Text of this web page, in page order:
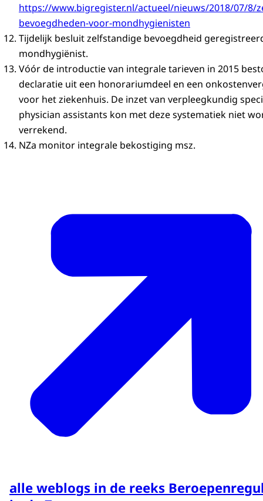
https://www.bigregister.nl/actueel/nieuws/2018/07/8/
bevoegdheden-voor-mondhygienisten
Tijdelijk besluit zelfstandige bevoegdheid
mondhygiënist.
Vóór de introductie van integrale tarieven in 2015
declaratie uit een honorariumdeel en een
voor het ziekenhuis. De inzet van verpleegkundig
physician assistants kon met deze systematiek niet
verrekend.
NZa monitor integrale bekostiging msz.
alle weblogs in de reeks